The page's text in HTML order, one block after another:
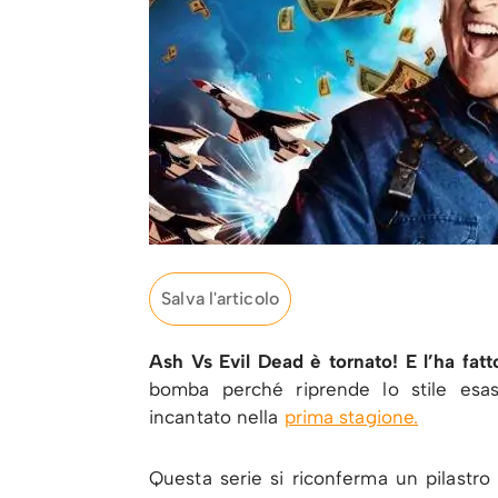
Salva l'articolo
Ash Vs Evil Dead è tornato! E l’ha
bomba perché riprende lo stile
incantato nella prima stagione.
Questa serie si riconferma un